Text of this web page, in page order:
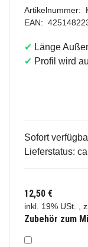
Artikelnummer:
EAN:
✔ Länge
✔ Profil wird
Sofort
Lieferstatus:
12,50 €
inkl. 19% USt. ,
Zubehör zum